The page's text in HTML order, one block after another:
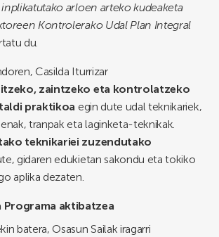
arloen arteko kudeaketa
Kontrolerako Udal Plan Integral
du.
Casilda Iturrizar
zaintzeko eta kontrolatzeko
praktikoa egin dute udal teknikariek,
tranpak eta laginketa-teknikak.
teknikariei zuzendutako
gidaren edukietan sakondu eta tokiko
aplika dezaten.
Programa aktibatzea
batera, Osasun Sailak iragarri